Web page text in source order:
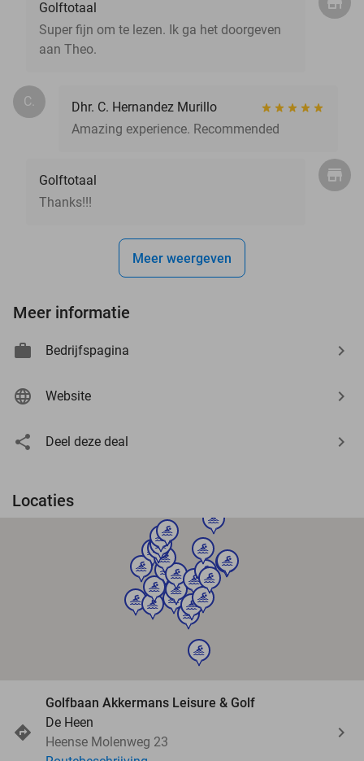
Golftotaal
Super fijn om te lezen. Ik ga het doorgeven
aan Theo.
C.
Dhr. C. Hernandez Murillo
Amazing experience. Recommended
Golftotaal
Thanks!!!
Meer weergeven
Meer informatie
Bedrijfspagina
Website
Deel deze deal
Locaties
sport sport
sport
sport
sport
sport
sport
sport
sport
sport
sport
sport
sport
sport
sport
sport
sport
sport
sport
sport
sport
sport
sport
sport
sport
Golfbaan Akkermans Leisure & Golf
De Heen
Heense Molenweg 23